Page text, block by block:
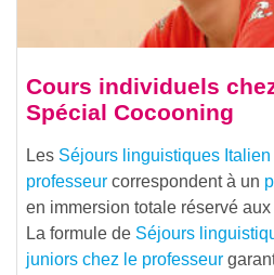
Cours individuels
Spécial Cocooning
Les Séjours linguistiques
professeur correspondent à un
en immersion totale réservé
La formule de Séjours
juniors chez le professeur